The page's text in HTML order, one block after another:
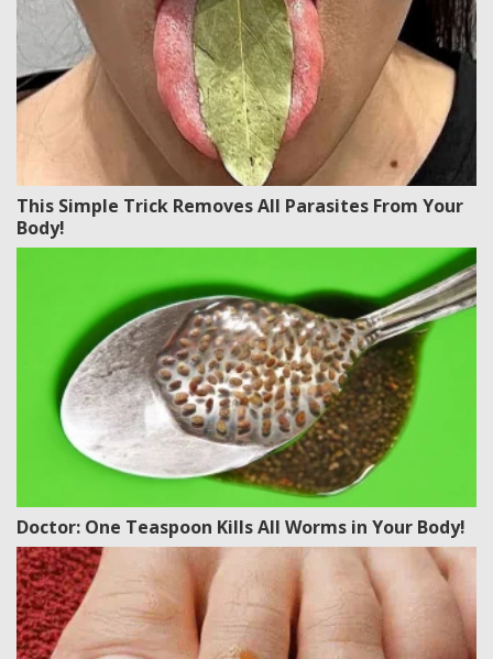
This Simple Trick Removes All Parasites From Your
Body!
Doctor: One Teaspoon Kills All Worms in Your Body!